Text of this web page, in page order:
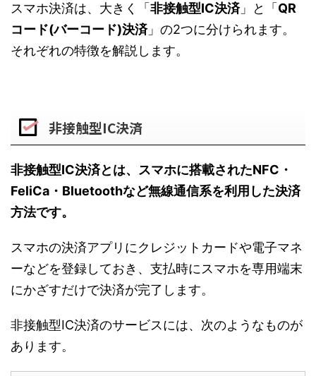
スマホ決済は、大きく「 非接触型IC決済」と「 QR
コード(バーコード)決済」の2つに分けられます。
それぞれの特徴を解説します。
非接触型IC決済
非接触型IC決済とは、スマホに搭載されたNFC・
FeliCa・Bluetoothなど無線通信系を利用した決済
方法です。
スマホの決済アプリにクレジットカードや電子マネ
ーなどを登録しておき、支払時にスマホを専用端末
にかざすだけで決済が完了します。
非接触型IC決済のサービスには、次のようなものが
あります。